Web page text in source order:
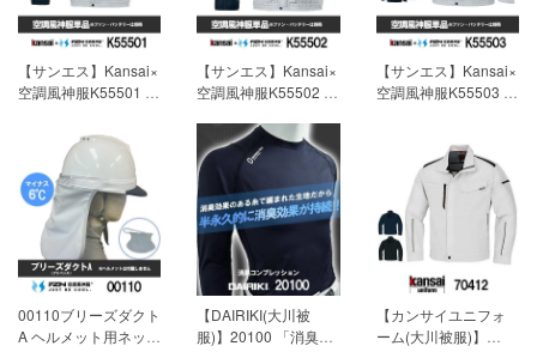
【サンエス】Kansai×
空調風神服K55501 ハ
ルゾン単品「ファン
付作業服」[春夏用]
【素材】デュスポ
【混率】ポリエステ
ル100% チタン加工
4,829円(税込)
【サンエス】Kansai×
空調風神服K55502 ハ
単品「ファン付作業
服」[春夏用]
デュスポ
【混率】ポリエステ
ル100% チタン加工
4,488円(税込)
【サンエス】Kansai×
空調風神服K55503 ハ
付作業服」[春夏用]
【素材】デュスポ
【混率】ポリエステ
ル100% チタン加工
5,170円(税込)
00110ブリーズダクト
A ヘルメット用ネック
【DAIRIKI(大川被
服)】20100 「消臭コ
【カンサイユニフォ
ーム(大川被服)】